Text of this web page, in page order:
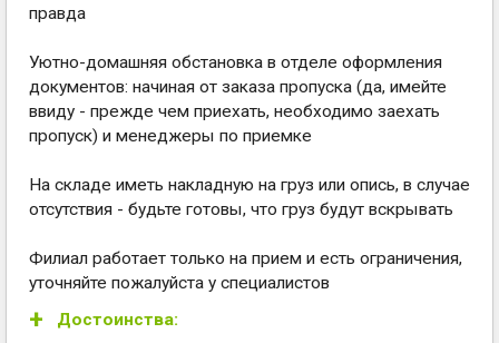
правда
Уютно-домашняя обстановка в отделе оформления
документов: начиная от заказа пропуска (да, имейте
ввиду - прежде чем приехать, необходимо заехать
пропуск) и менеджеры по приемке
На складе иметь накладную на груз или опись, в случае
отсутствия - будьте готовы, что груз будут вскрывать
Филиал работает только на прием и есть ограничения,
уточняйте пожалуйста у специалистов
Достоинства: